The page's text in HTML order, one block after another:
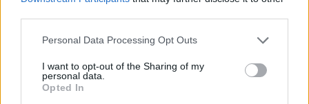
Personal Data Processing Opt Outs
I want to opt-out of the Sharing of my
personal data.
Opted In